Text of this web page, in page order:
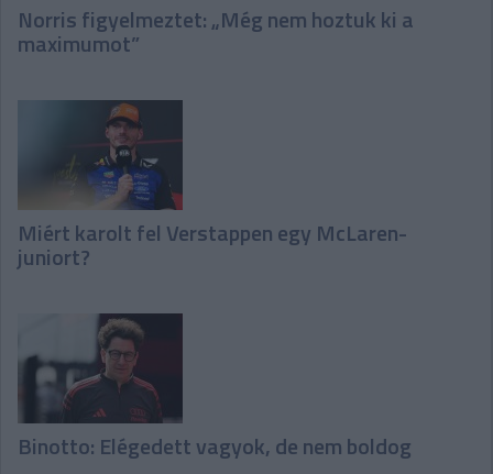
Norris figyelmeztet: „Még nem hoztuk ki a
maximumot”
Miért karolt fel Verstappen egy McLaren-
juniort?
Binotto: Elégedett vagyok, de nem boldog